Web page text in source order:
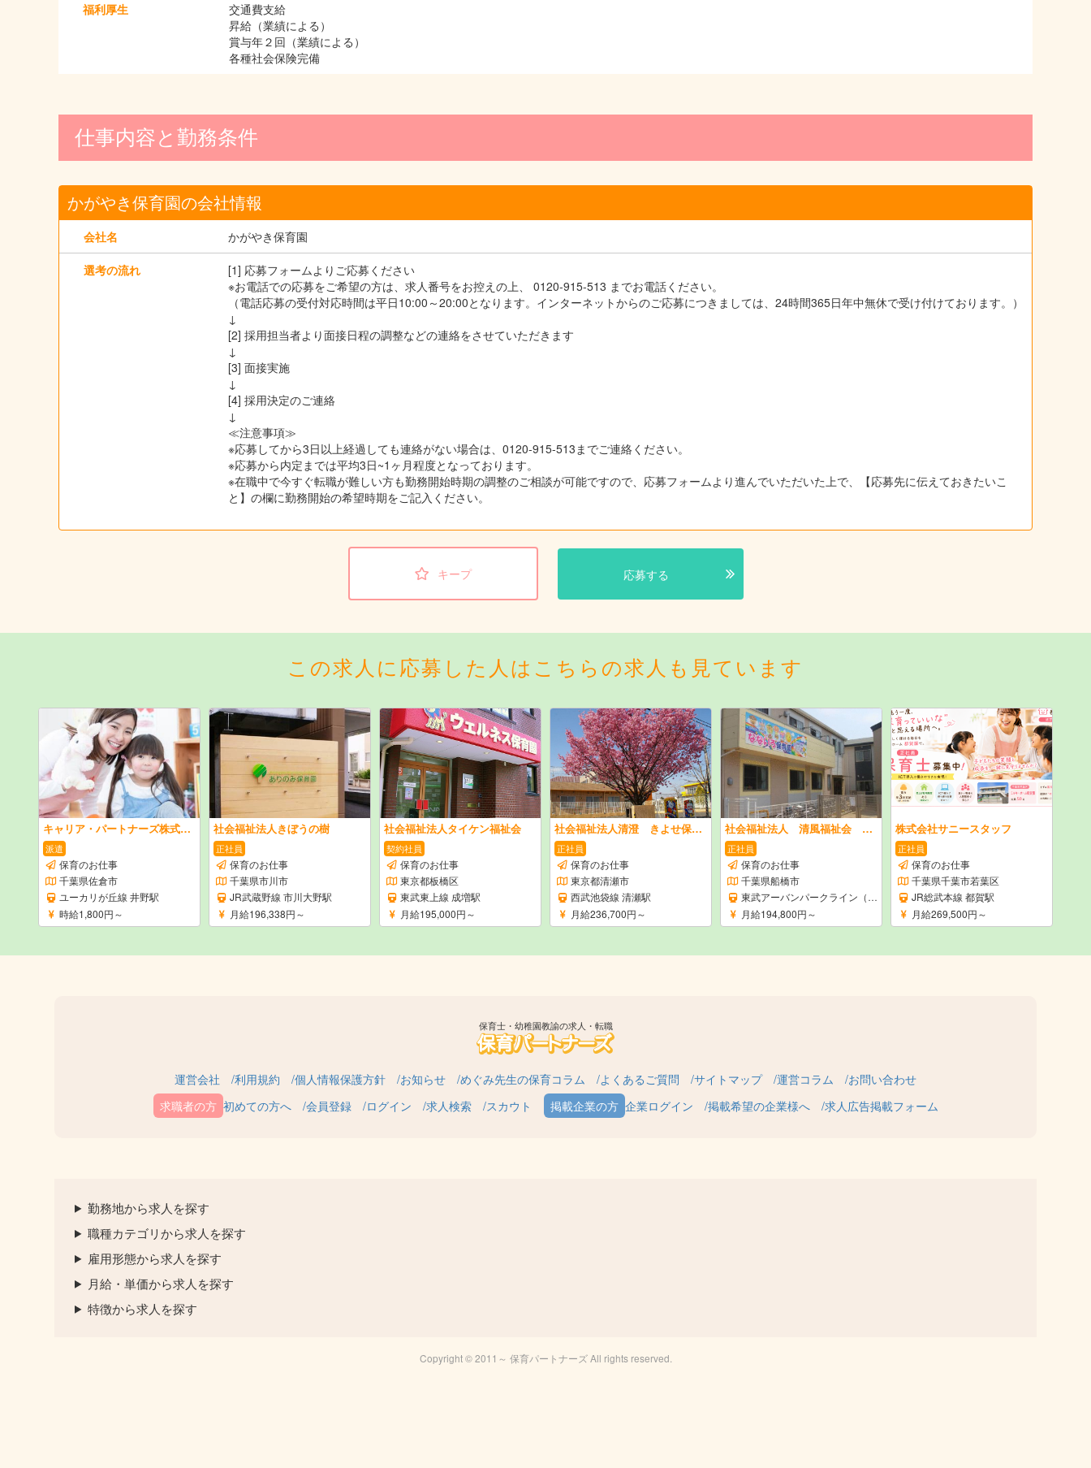
福利厚生
交通費支給
昇給（業績による）
賞与年２回（業績による）
各種社会保険完備
仕事内容と勤務条件
かがやき保育園の会社情報
会社名 かがやき保育園
選考の流れ
[1] 応募フォームよりご応募ください
※お電話での応募をご希望の方は、求人番号をお控えの上、 0120-915-513 までお電話ください。
（電話応募の受付対応時間は平日10:00～20:00となります。インターネットからのご応募につきましては、24時間365日年中無休で受け付けております。）
↓
[2] 採用担当者より面接日程の調整などの連絡をさせていただきます
↓
[3] 面接実施
↓
[4] 採用決定のご連絡
↓
≪注意事項≫
※応募してから3日以上経過しても連絡がない場合は、0120-915-513までご連絡ください。
※応募から内定までは平均3日~1ヶ月程度となっております。
※在職中で今すぐ転職が難しい方も勤務開始時期の調整のご相談が可能ですので、応募フォームより進んでいただいた上で、【応募先に伝えておきたいこ
と】の欄に勤務開始の希望時期をご記入ください。
キープ 応募する
この求人に応募した人はこちらの求人も見ています
キャリア・パートナーズ株式会社
派遣
保育のお仕事
千葉県佐倉市
ユーカリが丘線 井野駅
時給1,800円～
社会福祉法人きぼうの樹
正社員
保育のお仕事
千葉県市川市
JR武蔵野線 市川大野駅
月給196,338円～
社会福祉法人タイケン福祉会
契約社員
保育のお仕事
東京都板橋区
東武東上線 成増駅
月給195,000円～
社会福祉法人清澄 きよせ保育園
正社員
保育のお仕事
東京都清瀬市
西武池袋線 清瀬駅
月給236,700円～
社会福祉法人 清風福祉会 なないろ保育園
正社員
保育のお仕事
千葉県船橋市
東武アーバンパークライン（東武野田線） 塚田駅
月給194,800円～
株式会社サニースタッフ
正社員
保育のお仕事
千葉県千葉市若葉区
JR総武本線 都賀駅
月給269,500円～
保育士・幼稚園教諭の求人・転職
運営会社 利用規約 個人情報保護方針 お知らせ めぐみ先生の保育コラム よくあるご質問 サイトマップ 運営コラム
お問い合わせ
初めての方へ
会員登録 ログイン 求人検索 スカウト 企業ログイン 掲載希望の企業様へ 求人広告掲載フォーム
勤務地から求人を探す
職種カテゴリから求人を探す
雇用形態から求人を探す
月給・単価から求人を探す
特徴から求人を探す
Copyright © 2011～ 保育パートナーズ All rights reserved.